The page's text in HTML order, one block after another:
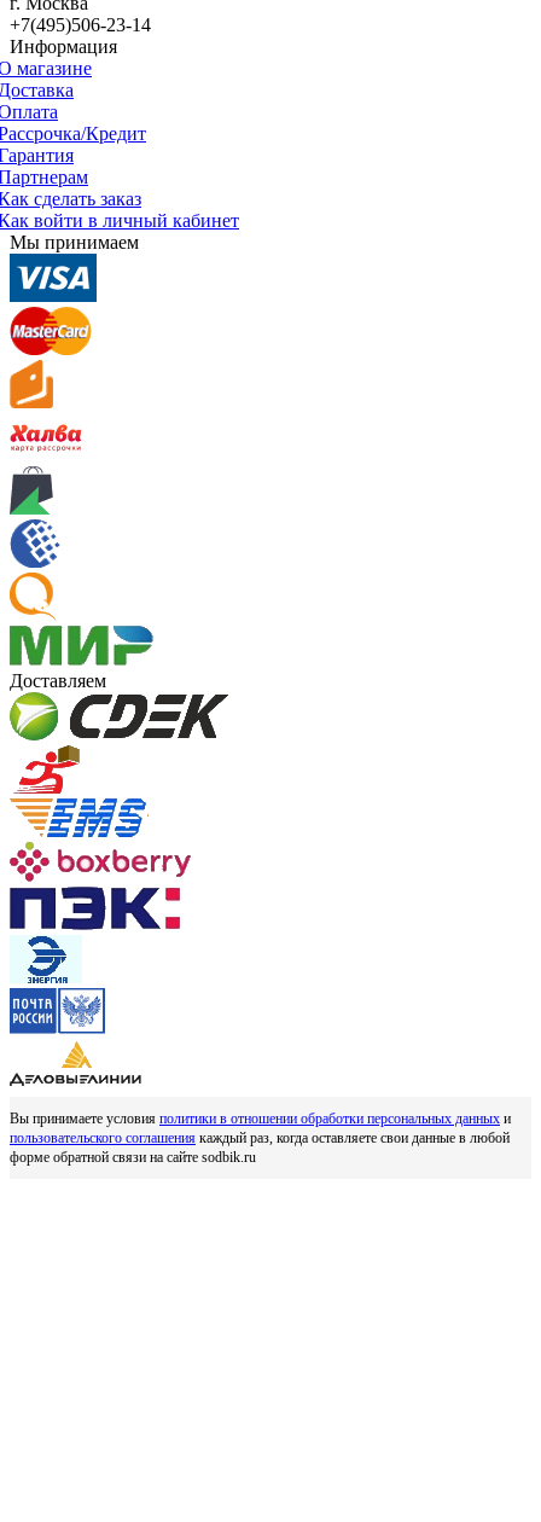
+7(495)506-23-14
Информация
магазине
Кредит
сделать заказ
войти в личный кабинет
Мы принимаем
Доставляем
Вы принимаете условия политики в отношении обработки персональных данных и
пользовательского соглашения каждый раз, когда оставляете свои данные в любой
форме обратной связи на сайте sodbik.ru